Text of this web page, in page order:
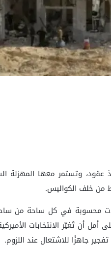
عقود، وتستمر معها المهزلة
من خلف الكواليس.
محسوبة في كل ساحة من
أمل أن تُغيّر الانتخابات
جاهزًا للاشتعال عند اللزوم.